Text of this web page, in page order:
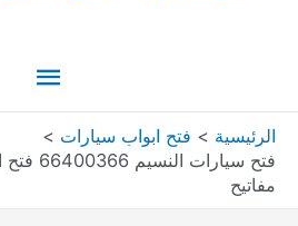
الرئيسية
فتح ابواب سيارات
فتح
مفاتيح